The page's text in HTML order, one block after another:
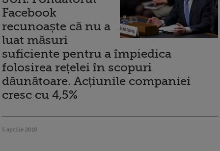
Facebook
recunoaște că nu a
luat măsuri
suficiente pentru a împiedica
folosirea rețelei în scopuri
dăunătoare. Acțiunile companiei
cresc cu 4,5%
5 aprilie 2018